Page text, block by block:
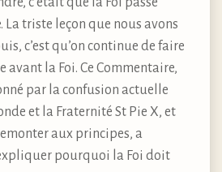
La triste leçon que nous avons
c’est qu’on continue de faire
avant la Foi. Ce Commentaire,
par la confusion actuelle
et la Fraternité St Pie X, et
aux principes, a
pourquoi la Foi doit